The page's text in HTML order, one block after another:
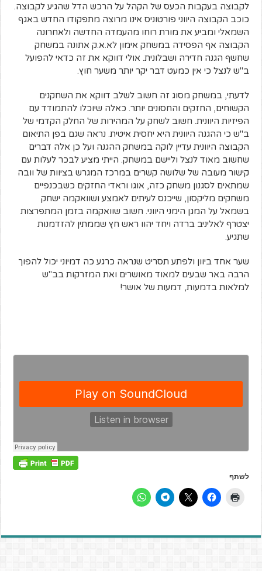
לקבוצה בעקבות הכעס של הקהל על הרכש הדל שהגיע לקבוצה.
כוכב הקבוצה היווני פורטוניס אינו מרוצה מתפקודו החדש באגף
השמאלי ומביע את מורת רוחו מהעמדה החדשה ולאחרונה
הקבוצה אף הפסידה במשחק אימון לא.א.ק אתונה במשחק
שחשף הגנה חדירה ושבלונית. אולי דווקא את זה כדאי להפועל
ב"ש לנצל כי אין כמעט דבר יקר יותר משער חוץ.
לדעתי, במשחק מסוג זה חשוב לשלב דווקא את השחקנים
הקשוחים, החזקים והחסונים יותר. כאלה שיוכלו להתמודד עם
הפיזיות היוונית. חשוב לשחק על המהירות של החלק הקדמי של
ב"ש כי ההגנה היוונית היא יחסית איטית. נראה שגם בפן התיאום
הקבוצה היוונית עדיין לוקה במשחק ההגנה ועל כן אלה דברים
שחשוב מאוד לנצל וליישם במשחק. הייתי מציע לבכר לעלות עם
קישור מעובה של שלושה קשרים במרכז המגרש בציוות של וובה
שמתאים לסגנון משחק כזה, אוגו וראדי החזקים כשבכנפיים
משחקים מליקסון, שייכנס לעיתים לאמצע ושוואקמה ישחק
בשמאל על המגן הימני היווני. חשוב שוואקמה בזמן המתפרצות
יצטרף לאליניב ברדה ויחד יהוו ראש חץ שממתין להזדמנות
שתגיע.
שער אחד ביוון ולפתע תסריט שנראה כרגע כה דמיוני יכול להפוך
הרבה באר שבעים למאוד מאושרים ואת המזרקות בב"ש
למלאות בדמעות, דמעות של אושר!
לשתף